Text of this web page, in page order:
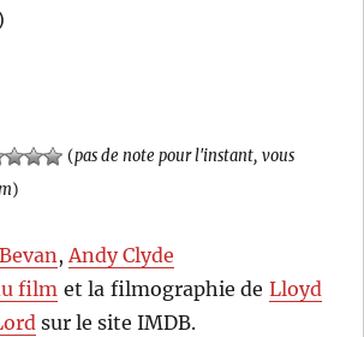
(pas de note pour l'instant, vous
)
,Andy Clyde
film et la filmographie de Lloyd
sur le site IMDB.